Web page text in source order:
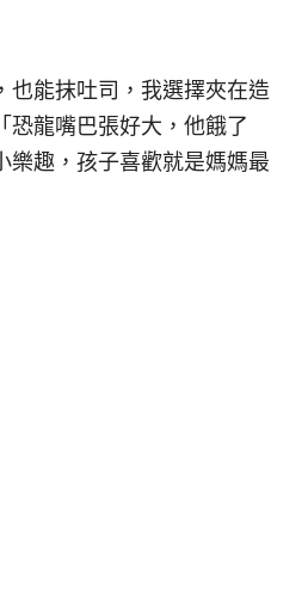
也能抹吐司，我選擇夾在造
恐龍嘴巴張好大，他餓了
樂趣，孩子喜歡就是媽媽最